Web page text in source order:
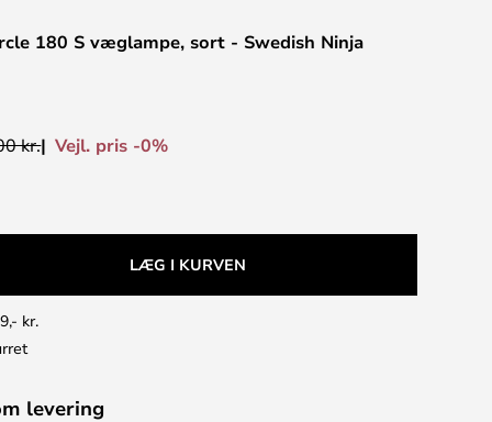
180 S væglampe, sort - Swedish Ninja
kr. Vejl. pris -0%
LÆG I KURVEN
kr.
levering